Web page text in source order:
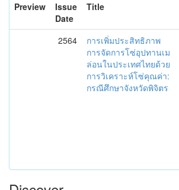
Preview
Issue
Date
Title
2564
การเพิ่มประสิทธิภาพ
การจัดการโซ่อุปทานเม
ล่อนในประเทศไทยด้วย
การวิเคราะห์โซ่คุณค่า:
กรณีศึกษาจังหวัดพิจิตร